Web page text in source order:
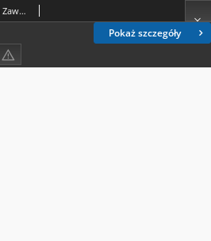
Pokaż szczegóły
Samorządowiec : organ Związku Zawodowego Pracowników Samorządu Terytorialnego i Instytucji Użyteczności Publicznej R. P. R. 3 (1948), nr 4